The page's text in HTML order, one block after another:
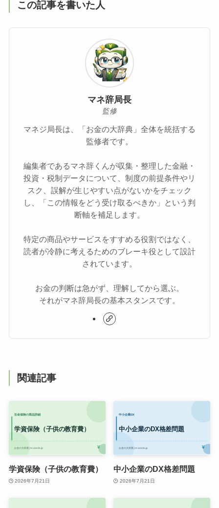
この記事を書いた人
マネ辞局長
監修
マネジ局長は、「お金の大辞典」全体を統括する
監修者です。
編集者であるマネ辞くんが収集・整理した金融・
投資・税制データについて、制度の前提条件やリ
スク、誤解が生じやすい点がないかをチェック
し、「この情報をどう受け取るべきか」という判
断軸を補足します。
特定の商品やサービスをすすめる役割ではなく、
読者が冷静に考えるためのブレーキ役として設計
されています。
お金の判断は急がず、理解してから選ぶ。
それがマネ辞局長の基本スタンスです。
関連記事
学資保険（子供の教育費）
2026年7月21日
中小企業のDX格差問題
2026年7月21日